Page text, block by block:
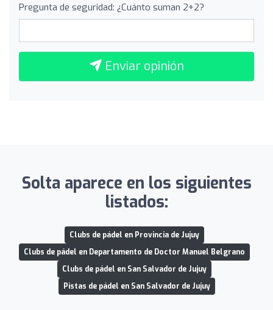
Pregunta de seguridad: ¿Cuánto suman 2+2?
Enviar opinión
Solta aparece en los siguientes
listados:
Clubs de pádel en Provincia de Jujuy
Clubs de pádel en Departamento de Doctor Manuel Belgrano
Clubs de pádel en San Salvador de Jujuy
Pistas de pádel en San Salvador de Jujuy